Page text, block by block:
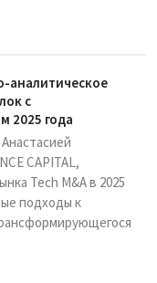
аналитическое
с
2025 года
CAPITAL,
Tech M&A в 2025
подходы к